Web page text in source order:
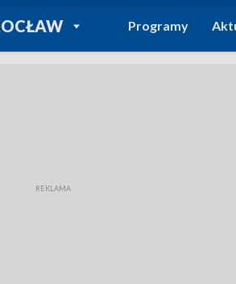
POWRÓT DO
TVP REGIONY
Programy